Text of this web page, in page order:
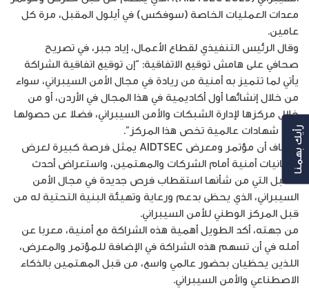
معدات العمليات الخاصة (سوفكس) في أيلول المقبل، مرة كل
عامين.
وقال الرئيس التنفيذي لقطاع الأعمال، إياد جبر، في تصريح
صحافي على هامش توقيع الاتفاقية: “إن توقيع اتفاقية الشراكة
يأتي لما تتميز به أمنية من ريادة في مجال الأمن السيبراني، سواء
من خلال إنشائها أول أكاديمية في هذا المجال في الأردن، أو من
خلال مركزها لإدارة الشبكات والأمن السيبراني، فضلا عن حصولها
على شهادات عالمية تخص هذا المركز”.
وأضاف أن مؤتمر ومعرض AIDTSEC يمثل فرصة كبيرة لعرض
إمكانيات أمنية أمام الشركات والمهتمين، واستعراض أحدث
السبل التي من شأنها استقطاب فرص جديدة في مجال الأمن
السيبراني، الذي يحظى بدعم ورعاية وتهيئة البنية التحتية له من
قبل المركز الوطني للأمن السيبراني.
من جهته، أكد الطويل أهمية هذه الشراكة مع أمنية، معربا عن
أمله في أن تسهم هذه الشراكة في الإضافة للمؤتمر والمعرض،
اللذين يحظيان بحضور عالمي واسع، من قبل المهتمين بالذكاء
الاصطناعي والأمن السيبراني.
رأيك بهمنا